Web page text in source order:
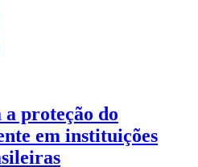
proteção do
em instituições